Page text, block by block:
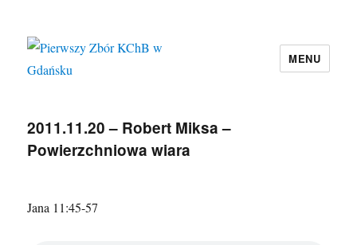
MENU
2011.11.20 – Robert Miksa –
Powierzchniowa wiara
Jana 11:45-57